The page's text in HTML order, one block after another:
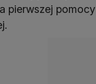
pierwszej pomocy